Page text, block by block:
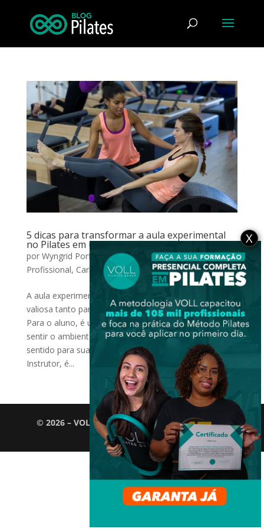
5 dicas para transformar a aula experimental
no Pilates em uma aula avaliativa!
por Wyngrid Porfirio Borel|out 20, 2025|Atuação
Profissional, Carreira
A aula experimental no Pilates é uma oportunidade
valiosa tanto para o aluno quanto para o profissional.
Para o aluno, é um momento de conhecer o Método,
sentir o ambiente e avaliar se aquela prática faz
sentido para sua rotina e seus objetivos. Já para o
Instrutor, é...
© 2026 – VOLL Pilates Group. Todos os direitos
reservados.
X